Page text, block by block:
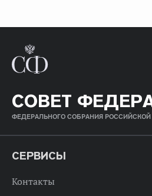
СОВЕТ
ФЕДЕРАЛЬНОГО СОБРАНИЯ
СЕРВИСЫ
Контакты